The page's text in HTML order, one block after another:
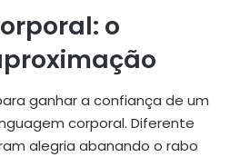
o
ganhar a confiança de um
corporal. Diferente
alegria abanando o rabo